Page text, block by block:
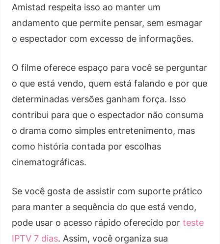
Amistad respeita isso ao manter um
andamento que permite pensar, sem esmagar
o espectador com excesso de informações.
O filme oferece espaço para você se perguntar
o que está vendo, quem está falando e por que
determinadas versões ganham força. Isso
contribui para que o espectador não consuma
o drama como simples entretenimento, mas
como história contada por escolhas
cinematográficas.
Se você gosta de assistir com suporte prático
para manter a sequência do que está vendo,
pode usar o acesso rápido oferecido por teste
IPTV 7 dias. Assim, você organiza sua